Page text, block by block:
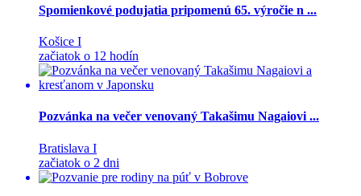
Spomienkové podujatia pripomenú 65. výročie n ...
Košice I
začiatok o 12 hodín
Pozvánka na večer venovaný Takašimu Nagaiovi ...
Bratislava I
začiatok o 2 dni